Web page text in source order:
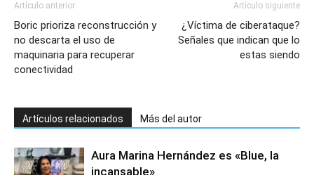
Artículo anterior
Boric prioriza reconstrucción y
no descarta el uso de
maquinaria para recuperar
conectividad
Artículo siguiente
¿Víctima de ciberataque?
Señales que indican que lo
estas siendo
Artículos relacionados Más del autor
Aura Marina Hernández es «Blue, la
incansable»